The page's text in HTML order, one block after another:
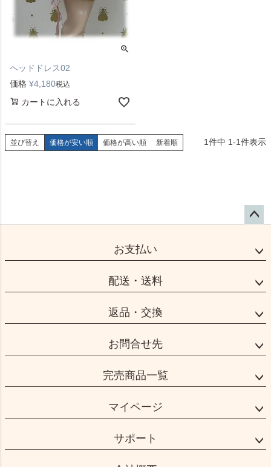
ヘッドドレス02
価格 ¥4,180税込
カートに入れる
並び替え 価格が安い順 価格が高い順 新着順 1件中 1-1件表示
ップ
お支払い
配送・送料
返品・交換
お問合せ先
完売商品一覧
マイページ
サポート